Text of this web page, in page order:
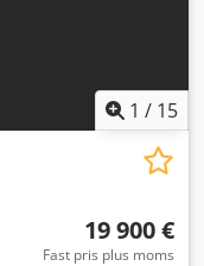
1 / 15
19 900 €
Fast pris plus moms